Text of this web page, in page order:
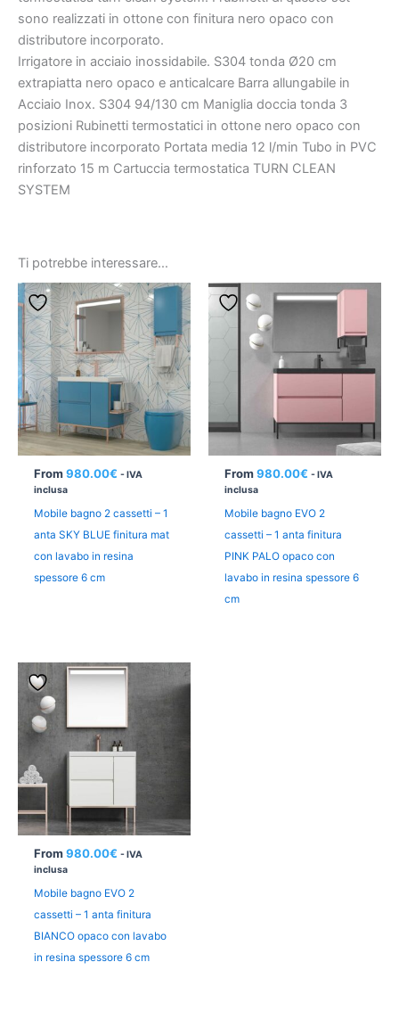
sono realizzati in ottone con finitura nero opaco con
distributore incorporato.
Irrigatore in acciaio inossidabile. S304 tonda Ø20 cm
extrapiatta nero opaco e anticalcare Barra allungabile in
Acciaio Inox. S304 94/130 cm Maniglia doccia tonda 3
posizioni Rubinetti termostatici in ottone nero opaco con
distributore incorporato Portata media 12 l/min Tubo in PVC
rinforzato 15 m Cartuccia termostatica TURN CLEAN
SYSTEM
Ti potrebbe interessare…
From 980.00€ - IVA
inclusa
Mobile bagno 2 cassetti – 1
anta SKY BLUE finitura mat
con lavabo in resina
spessore 6 cm
From 980.00€ - IVA
inclusa
Mobile bagno EVO 2
cassetti – 1 anta finitura
PINK PALO opaco con
lavabo in resina spessore 6
cm
From 980.00€ - IVA
inclusa
Mobile bagno EVO 2
cassetti – 1 anta finitura
BIANCO opaco con lavabo
in resina spessore 6 cm